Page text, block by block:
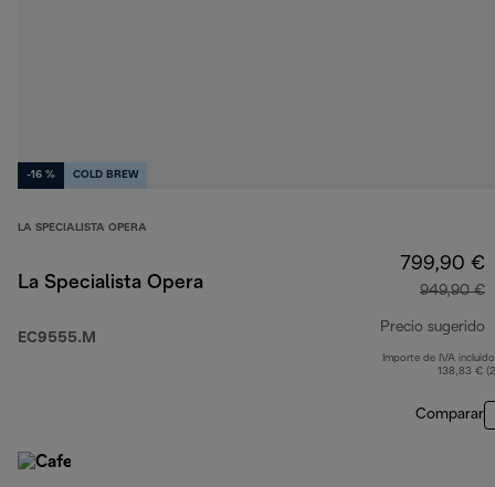
-16 % COLD BREW
LA SPECIALISTA OPERA
La Specialista Opera
EC9555.M
799,90 €
949,90 €
Precio sugerido
Importe de IVA
138,83 €
Comparar